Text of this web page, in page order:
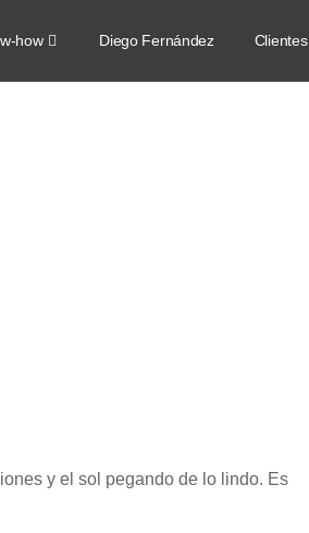
how Diego Fernández Clientes
y el sol pegando de lo lindo. Es